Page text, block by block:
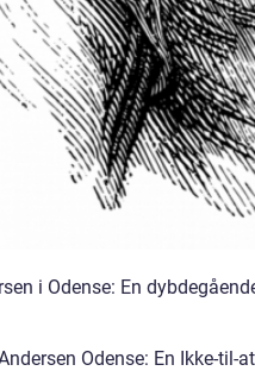
i Odense: En
Odense: En Ikke-